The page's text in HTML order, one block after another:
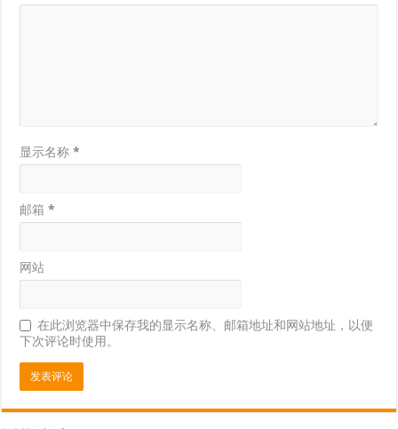
显示名称*
邮箱*
网站
在此浏览器中保存我的显示名称、邮箱地址和网站地址，以便
下次评论时使用。